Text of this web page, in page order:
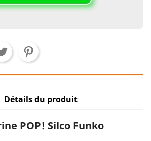
Détails du produit
POP! Silco Funko